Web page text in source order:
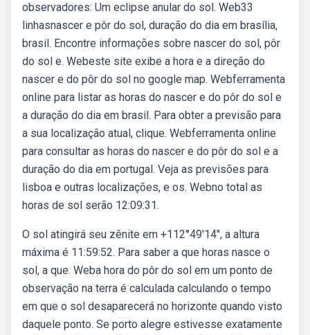
observadores: Um eclipse anular do sol. Web33
linhasnascer e pôr do sol, duração do dia em brasília,
brasil. Encontre informações sobre nascer do sol, pôr
do sol e. Webeste site exibe a hora e a direção do
nascer e do pôr do sol no google map. Webferramenta
online para listar as horas do nascer e do pôr do sol e
a duração do dia em brasil. Para obter a previsão para
a sua localização atual, clique. Webferramenta online
para consultar as horas do nascer e do pôr do sol e a
duração do dia em portugal. Veja as previsões para
lisboa e outras localizações, e os. Webno total as
horas de sol serão 12:09:31.
O sol atingirá seu zênite em +112°49′14″, a altura
máxima é 11:59:52. Para saber a que horas nasce o
sol, a que. Weba hora do pôr do sol em um ponto de
observação na terra é calculada calculando o tempo
em que o sol desaparecerá no horizonte quando visto
daquele ponto. Se porto alegre estivesse exatamente